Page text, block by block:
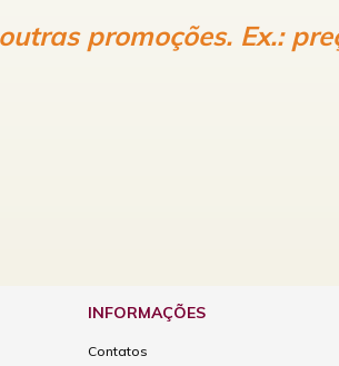
promoções. Ex.:
INFORMAÇÕES
Contatos